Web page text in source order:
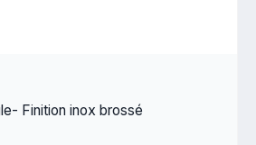
Finition inox brossé